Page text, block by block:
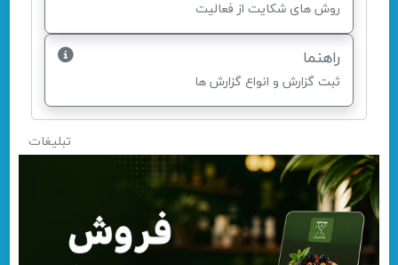
روش های شکایت از فعالیت
راهنما
ثبت گزارش و انواع گزارش ها